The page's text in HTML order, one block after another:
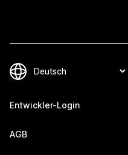
Entwickler-Login
AGB